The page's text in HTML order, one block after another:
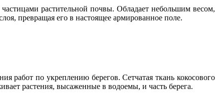
растительной почвы. Обладает небольшим весом,
превращая его в настоящее армированное поле.
работ по укреплению берегов. Сетчатая ткань кокосового
растения, высаженные в водоемы, и часть берега.